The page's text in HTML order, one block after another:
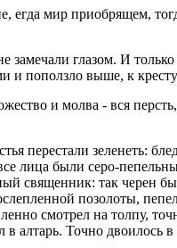
егда мир приобрящем,
глазом. И
и поползло выше, к
и молва - вся
перестали зеленеть:
лица были серо-
священник: так черен
позолоты,
смотрел на толпу,
алтарь. Точно двоилось